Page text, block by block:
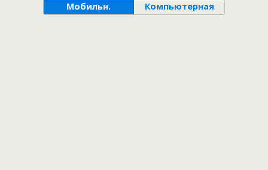
Мобильн. Компьютерная